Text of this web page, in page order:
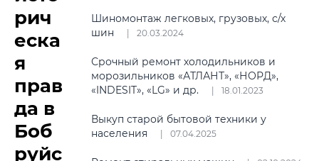
рич
еска
я
прав
да в
Боб
руйс
Шиномонтаж легковых, грузовых, с/х
шин
20.03.2024
Срочный ремонт холодильников и
морозильников «АТЛАНТ», «НОРД»,
«INDESIT», «LG» и др.
18.01.2023
Выкуп старой бытовой техники у
населения
07.04.2025